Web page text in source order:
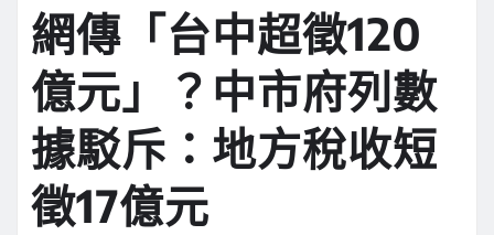
網傳「台中超徵120
億元」？中市府列數
據駁斥：地方稅收短
徵17億元